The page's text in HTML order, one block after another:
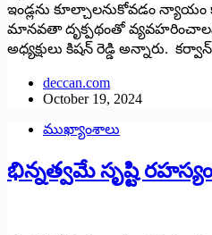
ఇండ్లను కూల్చాలనుకోవడం
మానవతా దృక్పథంతో వ్యవహరించాల‌ని
అధ్య‌క్షులు కిష‌న్ రెడ్డి అన్నారు.
deccan.com
October 19, 2024
ముఖ్యాంశాలు
భిన్నత్వమే సృష్టి